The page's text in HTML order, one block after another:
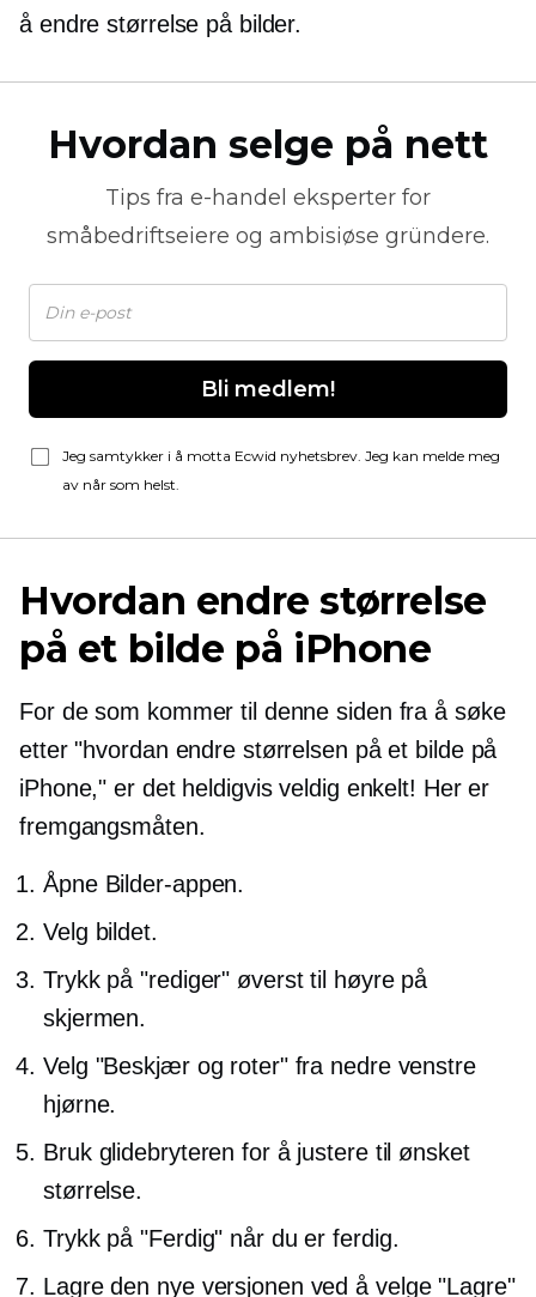
å endre størrelse på bilder.
Hvordan selge på nett
Tips fra e-handel eksperter for
småbedriftseiere og ambisiøse gründere.
Bli medlem!
Jeg samtykker i å motta Ecwid nyhetsbrev. Jeg kan melde meg
av når som helst.
Hvordan endre størrelse
på et bilde på iPhone
For de som kommer til denne siden fra å søke
etter "hvordan endre størrelsen på et bilde på
iPhone," er det heldigvis veldig enkelt! Her er
fremgangsmåten.
Åpne Bilder-appen.
Velg bildet.
Trykk på "rediger" øverst til høyre på
skjermen.
Velg "Beskjær og roter" fra nedre venstre
hjørne.
Bruk glidebryteren for å justere til ønsket
størrelse.
Trykk på "Ferdig" når du er ferdig.
Lagre den nye versjonen ved å velge "Lagre"